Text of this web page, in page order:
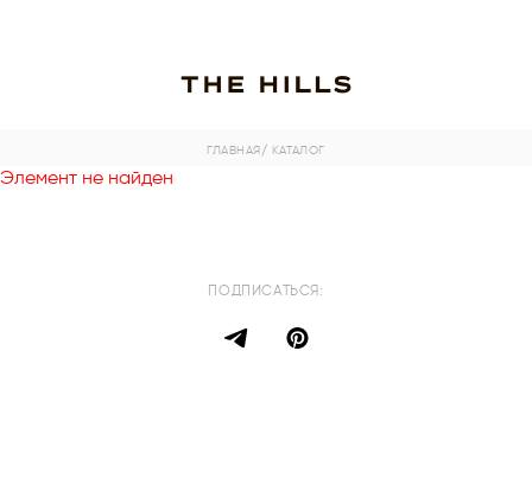
ГЛАВНАЯ / КАТАЛОГ
Элемент не найден
ПОДПИСАТЬСЯ: